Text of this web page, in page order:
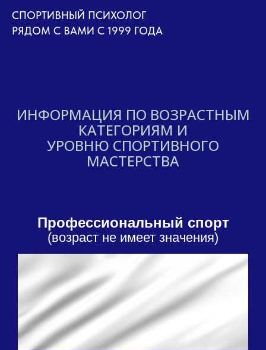
СПОРТИВНЫЙ ПСИХОЛОГ
РЯДОМ С ВАМИ С 1999 ГОДА
ИНФОРМАЦИЯ ПО ВОЗРАСТНЫМ
КАТЕГОРИЯМ И
УРОВНЮ СПОРТИВНОГО
МАСТЕРСТВА
Профессиональный спорт
(возраст не имеет значения)